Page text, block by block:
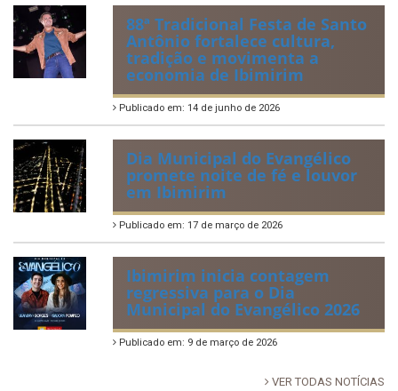
88ª Tradicional Festa de Santo
Antônio fortalece cultura,
tradição e movimenta a
economia de Ibimirim
Publicado em: 14 de junho de 2026
Dia Municipal do Evangélico
promete noite de fé e louvor
em Ibimirim
Publicado em: 17 de março de 2026
Ibimirim inicia contagem
regressiva para o Dia
Municipal do Evangélico 2026
Publicado em: 9 de março de 2026
VER TODAS NOTÍCIAS